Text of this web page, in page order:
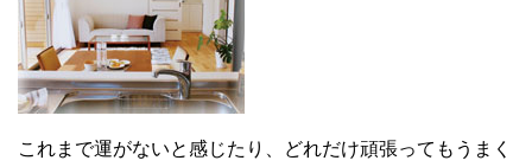
これまで運がないと感じたり、どれだけ頑張ってもうまく